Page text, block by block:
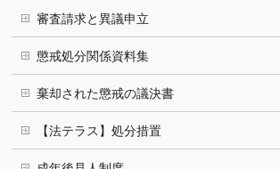
審査請求と異議申立
懲戒処分関係資料集
棄却された懲戒の議決書
【法テラス】処分措置